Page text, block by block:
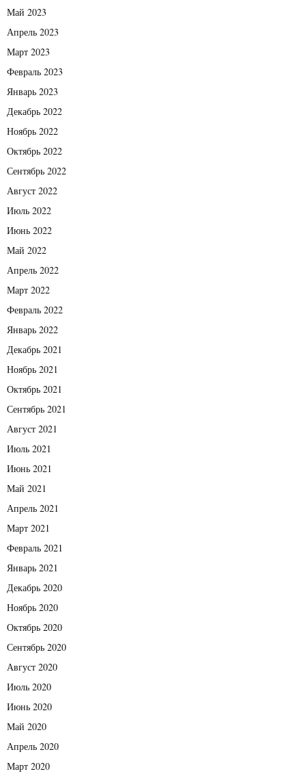
Май 2023
Апрель 2023
Март 2023
Февраль 2023
Январь 2023
Декабрь 2022
Ноябрь 2022
Октябрь 2022
Сентябрь 2022
Август 2022
Июль 2022
Июнь 2022
Май 2022
Апрель 2022
Март 2022
Февраль 2022
Январь 2022
Декабрь 2021
Ноябрь 2021
Октябрь 2021
Сентябрь 2021
Август 2021
Июль 2021
Июнь 2021
Май 2021
Апрель 2021
Март 2021
Февраль 2021
Январь 2021
Декабрь 2020
Ноябрь 2020
Октябрь 2020
Сентябрь 2020
Август 2020
Июль 2020
Июнь 2020
Май 2020
Апрель 2020
Март 2020